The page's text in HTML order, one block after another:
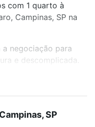
com 1 quarto à
Campinas, SP na
negociação para
e descomplicada.
encontrar a
1 quarto à venda
visita presencial
SP